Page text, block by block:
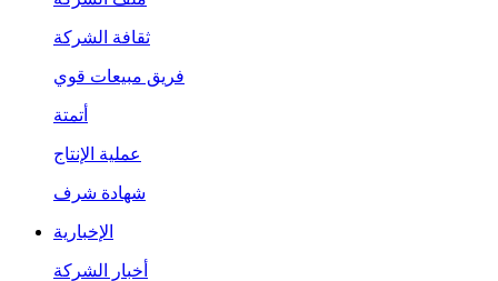
ثقافة الشركة
فريق مبيعات قوي
أتمتة
عملية الإنتاج
شهادة شرف
الإخبارية
أخبار الشركة